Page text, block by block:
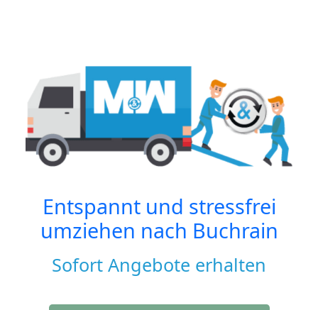
Entspannt und stressfrei
umziehen nach Buchrain
Sofort Angebote erhalten